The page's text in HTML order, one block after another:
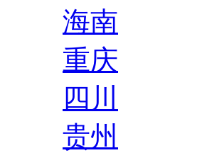
海南
重庆
四川
贵州